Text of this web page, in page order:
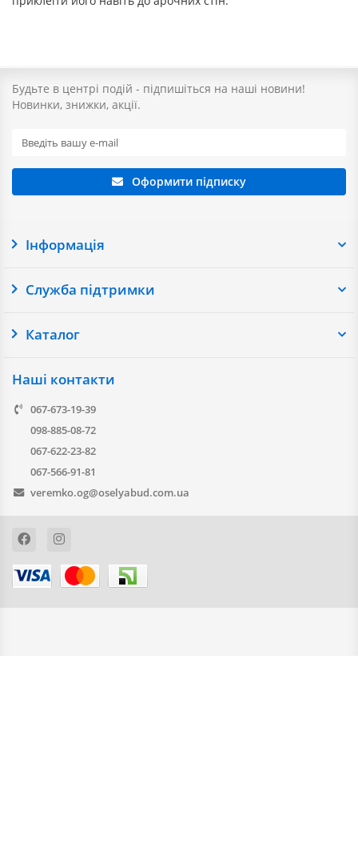
Будьте в центрі подій - підпишіться на наші новини!
Новинки, знижки, акції.
Оформити підписку
Інформація
Служба підтримки
Каталог
Наші контакти
067-673-19-39
098-885-08-72
067-622-23-82
067-566-91-81
veremko.og@oselyabud.com.ua